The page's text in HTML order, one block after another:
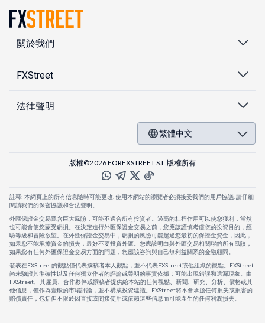
關於我們
FXStreet
法律聲明
繁體中文
版權©2026 FOREXSTREET S.L.版權所有
註釋: 本網頁上的所有信息隨時可能更改. 使用本網站的瀏覽者必須接受我們的用戶協議. 請仔細
閱讀我們的保密協議和合法聲明。
外匯保證金交易隱含巨大風險，可能不適合所有投資者。過高的杠桿作用可以使您獲利，當然
也可能會使您蒙受虧損。在決定進行外匯保證金交易之前，您應該謹慎考慮您的投資目的，經
驗等級和冒險欲望。在外匯保證金交易中，虧損的風險可能超過您最初的保證金資金，因此，
如果您不能承擔資金的損失，最好不要投資外匯。您應該明白與外匯交易相關聯的所有風險，
如果您有任何外匯保證金交易方面的問題，您應該咨詢與自己無利益關系的金融顧問。
發表在FXStreet的觀點僅代表撰稿者本人觀點，並不代表FXStreet或他組織的觀點。FXStreet
尚未驗證其準確性以及任何獨立作者的評論或聲明的事實依據：可能出現錯誤和遺漏現象。由
FXStreet、其雇員、合作夥伴或撰稿者提供給本站的任何觀點、新聞、研究、分析、價格或其
他信息，僅作為壹般的市場評論，並不構成投資建議。FXStreet將不會承擔任何損失或損害的
賠償責任，包括但不限於因直接或間接使用或依賴這些信息而可能產生的任何利潤損失。